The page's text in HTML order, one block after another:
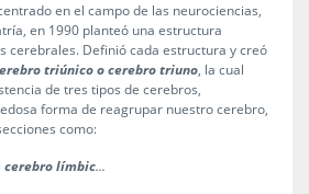
en el campo de las neurociencias,
en 1990 planteó una estructura
cerebrales. Definió cada estructura y creó
triúnico o cerebro triuno, la cual
de tres tipos de cerebros,
forma de reagrupar nuestro cerebro,
como:
cerebro límbic...